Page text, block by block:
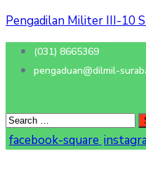
Pengadilan Militer III-10
(031) 8665369
pengaduan@dilmil-
facebook-square